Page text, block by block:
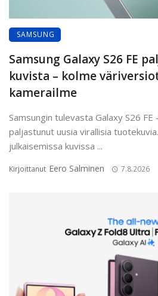
SAMSUNG
Samsung Galaxy S26 FE
kuvista – kolme
kamerailme
Samsungin tulevasta Galaxy S26
paljastunut uusia virallisia
julkaisemissa kuvissa ...
Kirjoittanut Eero Salminen 7.8.2026